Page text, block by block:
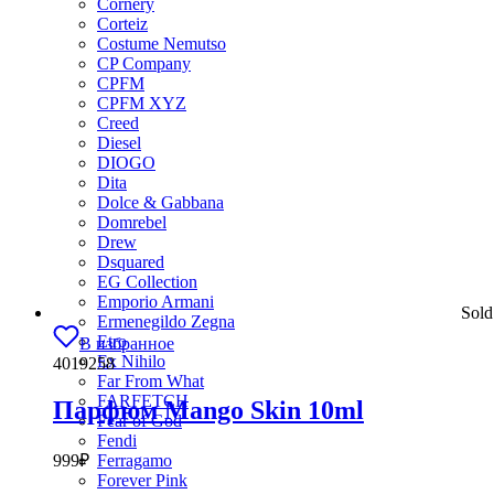
Cornery
Corteiz
Costume Nemutso
CP Company
CPFM
CPFM XYZ
Creed
Diesel
DIOGO
Dita
Dolce & Gabbana
Domrebel
Drew
Dsquared
EG Collection
Emporio Armani
Ermenegildo Zegna
Etro
Ex Nihilo
Far From What
FARFETCH
Fear of God
Fendi
Ferragamo
Forever Pink
В избранное
4019258
Парфюм Mango Skin 10ml
999₽